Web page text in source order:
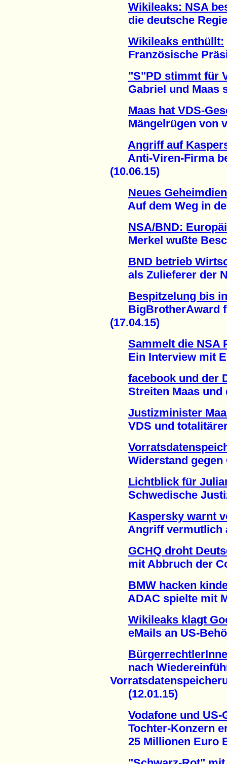
Wikileaks: NSA
die deutsche
Wikileaks enthüllt:
Französische
"S"PD stimmt für
Gabriel und Maas
Maas hat VDS-
Mängelrügen von
Angriff auf
Anti-Viren-Firma
(10.06.15)
Neues
Auf dem Weg in
NSA/BND:
Merkel wußte
BND betrieb
als Zulieferer der
Bespitzelung bis
BigBrotherAward
(17.04.15)
Sammelt die NSA
Ein Interview mit
facebook und der
Streiten Maas und
Justizminister
VDS und totalitärer
Widerstand gegen
Lichtblick für
Schwedische
Kaspersky warnt
Angriff vermutlich
GCHQ droht
mit Abbruch der
BMW hacken
ADAC spielte mit
Wikileaks klagt
eMails an US-
nach
(12.01.15)
Vodafone und
Tochter-Konzern
25 Millionen Euro